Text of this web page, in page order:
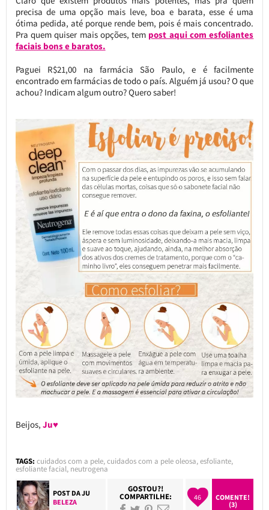
precisa de uma opção mais leve, boa e barata, esse é uma
ótima pedida, até porque rende bem, pois é mais concentrado.
Pra quem quiser mais opções, tem post aqui com esfoliantes
faciais bons e baratos.
Paguei R$21,00 na farmácia São Paulo, e é facilmente
encontrado em farmácias de todo o país. Alguém já usou? O que
achou? Indicam algum outro? Quero saber!
Beijos, Ju♥
TAGS: cuidados com a pele,cuidados com a pele oleosa,esfoliante,
esfoliante facial, neutrogena
POST DAJU
BELEZA
GOSTOU?!
COMPARTILHE: 46
COMENTE!
(3)